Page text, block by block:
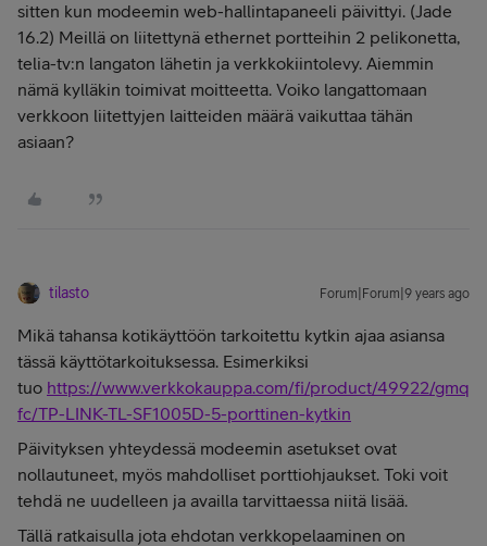
sitten kun modeemin web-hallintapaneeli päivittyi. (Jade
16.2) Meillä on liitettynä ethernet portteihin 2 pelikonetta,
telia-tv:n langaton lähetin ja verkkokiintolevy. Aiemmin
nämä kylläkin toimivat moitteetta. Voiko langattomaan
verkkoon liitettyjen laitteiden määrä vaikuttaa tähän
asiaan?
tilasto Forum|Forum|9 years ago
Mikä tahansa kotikäyttöön tarkoitettu kytkin ajaa asiansa
tässä käyttötarkoituksessa. Esimerkiksi
tuo https://www.verkkokauppa.com/fi/product/49922/gmq
fc/TP-LINK-TL-SF1005D-5-porttinen-kytkin
Päivityksen yhteydessä modeemin asetukset ovat
nollautuneet, myös mahdolliset porttiohjaukset. Toki voit
tehdä ne uudelleen ja availla tarvittaessa niitä lisää.
Tällä ratkaisulla jota ehdotan verkkopelaaminen on